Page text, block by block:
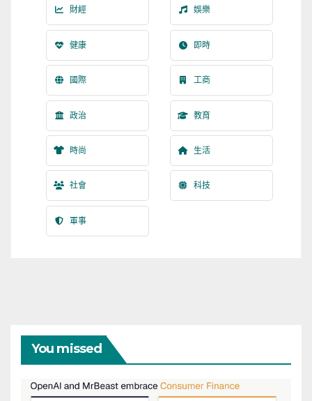
財經 娛樂
健康 即時
國際 工商
政治 教育
時尚 生活
社會 科技
軍事
You missed